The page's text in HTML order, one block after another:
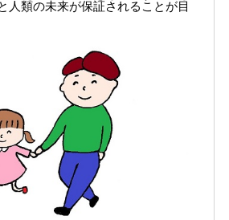
人類の未来が保証されることが目